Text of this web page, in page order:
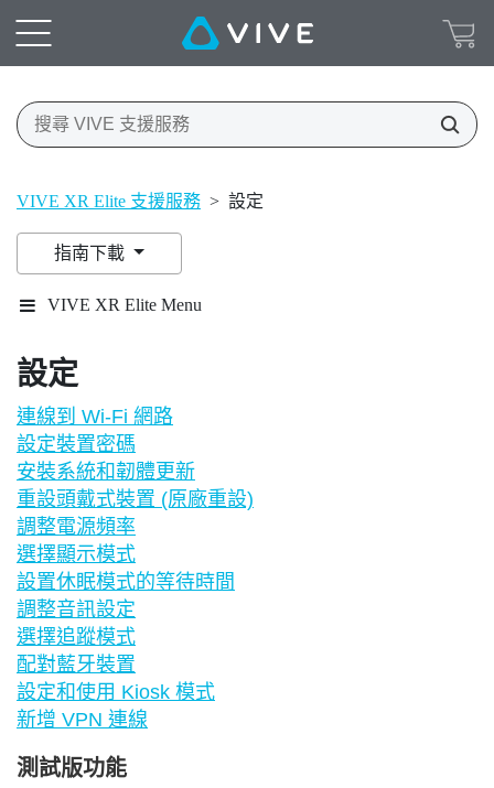
VIVE XR Elite 支援服務 > 設定
指南下載
VIVE XR Elite Menu
設定
連線到 Wi‍-Fi 網路
設定裝置密碼
安裝系統和韌體更新
重設頭戴式裝置 (原廠重設)
調整電源頻率
選擇顯示模式
設置休眠模式的等待時間
調整音訊設定
選擇追蹤模式
配對藍牙裝置
設定和使用 Kiosk 模式
新增 VPN 連線
測試版功能